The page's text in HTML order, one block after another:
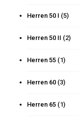
Herren 50 I (5)
Herren 50 II (2)
Herren 55 (1)
Herren 60 (3)
Herren 65 (1)